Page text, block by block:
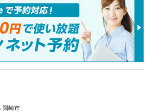
岡崎市